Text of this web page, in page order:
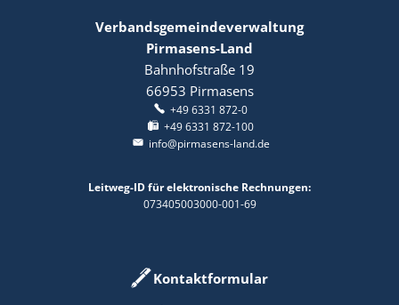
Verbandsgemeindeverwaltung
Pirmasens-Land
Bahnhofstraße 19
66953 Pirmasens
+49 6331 872-0
+49 6331 872-100
info@pirmasens-land.de
Leitweg-ID für elektronische Rechnungen:
073405003000-001-69
Kontaktformular